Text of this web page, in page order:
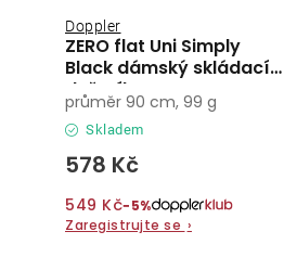
ZERO flat Uni Simply
Black dámský skládací
deštník
Doppler
Skladem
578 Kč
549 Kč−5%
Zaregistrujte se ›
průměr 90 cm, 99 g